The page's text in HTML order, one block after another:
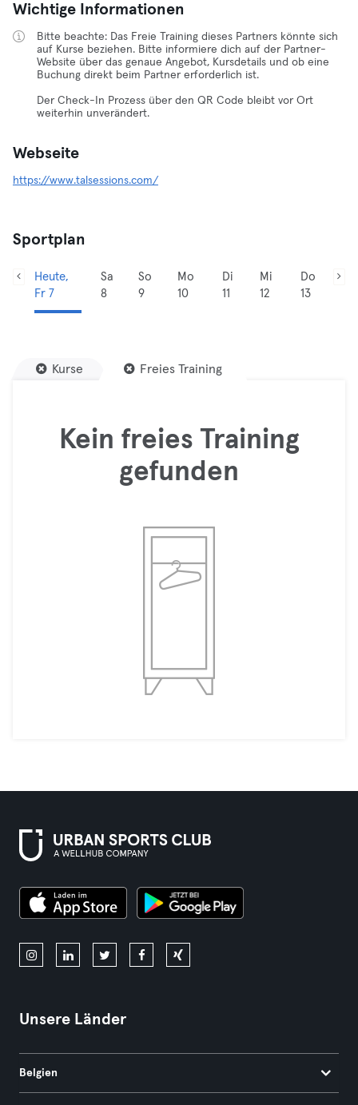
Wichtige Informationen
Bitte beachte: Das Freie Training dieses Partners könnte sich
auf Kurse beziehen. Bitte informiere dich auf der Partner-
Website über das genaue Angebot, Kursdetails und ob eine
Buchung direkt beim Partner erforderlich ist.
Der Check-In Prozess über den QR Code bleibt vor Ort
weiterhin unverändert.
Webseite
https://www.talsessions.com/
Sportplan
Heute,
Fr 7
Sa
8
So
9
Mo
10
Di
11
Mi
12
Do
13
Kurse Freies Training
Kein freies Training
gefunden
Unsere Länder
Belgien